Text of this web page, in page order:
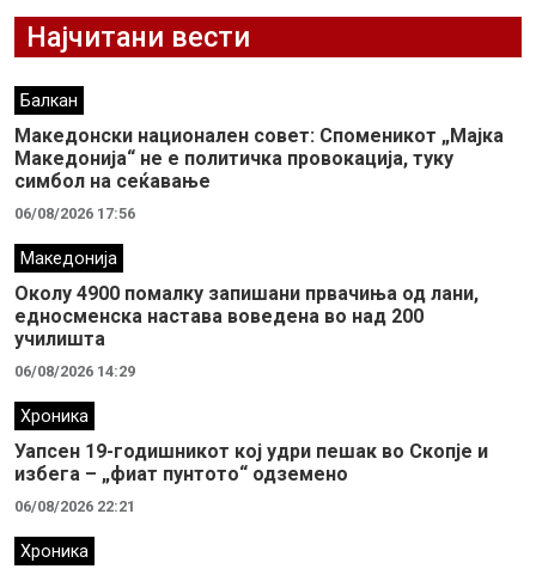
Најчитани вести
Балкан
Македонски национален совет: Споменикот „Мајка
Македонија“ не е политичка провокација, туку
симбол на сеќавање
06/08/2026 17:56
Македонија
Околу 4900 помалку запишани првачиња од лани,
едносменска настава воведена во над 200
училишта
06/08/2026 14:29
Хроника
Уапсен 19-годишникот кој удри пешак во Скопје и
избега – „фиат пунтото“ одземено
06/08/2026 22:21
Хроника